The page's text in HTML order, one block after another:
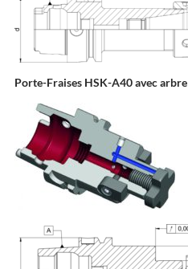
Porte-Fraises HSK-A40 avec arbre